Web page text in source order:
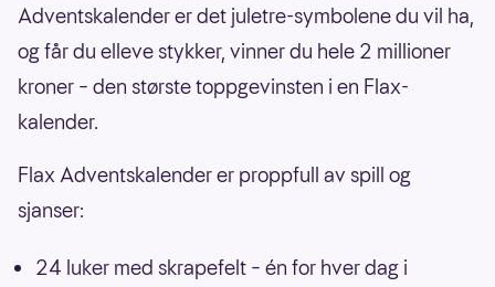
Adventskalender er det juletre-symbolene du vil ha,
og får du elleve stykker, vinner du hele 2 millioner
kroner – den største toppgevinsten i en Flax-
kalender.
Flax Adventskalender er proppfull av spill og
sjanser:
24 luker med skrapefelt – én for hver dag i